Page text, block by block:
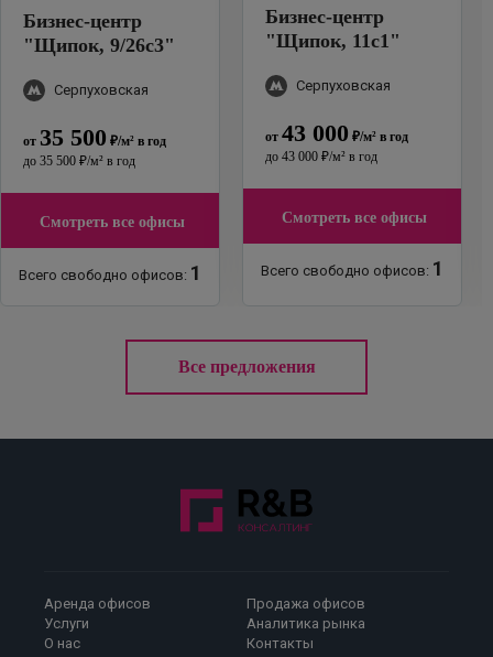
Бизнес-центр
"Щипок, 9/26с3"
Серпуховская
от 35 500 ₽/м² в год
до 35 500 ₽/м² в год
Смотреть все офисы
Всего свободно офисов: 1
Бизнес-центр
"Щипок, 11с1 "
Серпуховская
от 43 000 ₽/м² в год
до 43 000 ₽/м² в год
Смотреть все офисы
Всего свободно офисов: 1
Все предложения
Аренда офисов
Продажа офисов
Услуги
Аналитика рынка
О нас
Контакты